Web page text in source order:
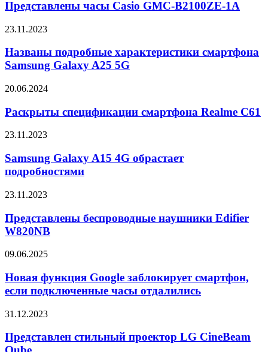
Watch
Ultra
3
AR-
с
microLED-
дисплеями
Casio
GMC-
B2100ZE-
1A
Представлены часы Casio GMC-B2100ZE-1A
Названы
характеристики
смартфона
Samsung
A25
23.11.2023
Названы подробные характеристики смартфона
Samsung Galaxy A25 5G
Раскрыты
смартфона
Realme
C61
20.06.2024
Раскрыты спецификации смартфона Realme C61
Samsung
A15
4G
обрастает
23.11.2023
Samsung Galaxy A15 4G обрастает
подробностями
Представлены
наушники
Edifier
W820NB
23.11.2023
Представлены беспроводные наушники Edifier
W820NB
Новая
Google
заблокирует
смартфон,
подключенные
отдалились
09.06.2025
Новая функция Google заблокирует смартфон,
если подключенные часы отдалились
Представлен
проектор
LG
31.12.2023
Представлен стильный проектор LG CineBeam